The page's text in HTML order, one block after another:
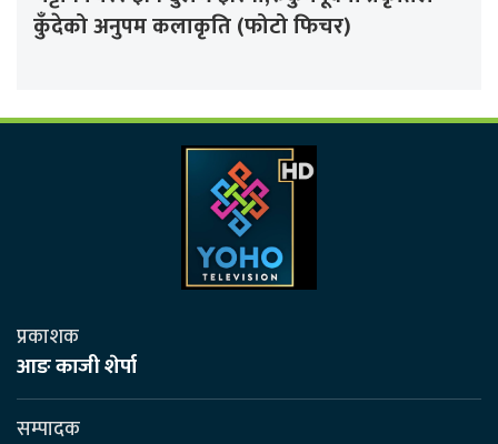
कुँदेको अनुपम कलाकृति (फोटो फिचर)
प्रकाशक
आङ काजी शेर्पा
सम्पादक